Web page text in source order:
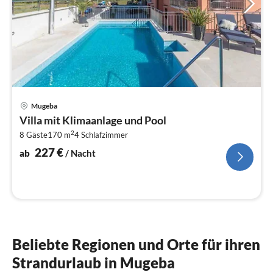
Mugeba
Villa mit Klimaanlage und Pool
8 Gäste170 m24Schlafzimmer
ab 227€/ Nacht
Beliebte Regionen und Orte für ihren
Strandurlaub in Mugeba